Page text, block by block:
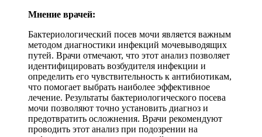
Мнение врачей:
Бактериологический посев мочи является важным
методом диагностики инфекций мочевыводящих
путей. Врачи отмечают, что этот анализ позволяет
идентифицировать возбудителя инфекции и
определить его чувствительность к антибиотикам,
что помогает выбрать наиболее эффективное
лечение. Результаты бактериологического посева
мочи позволяют точно установить диагноз и
предотвратить осложнения. Врачи рекомендуют
проводить этот анализ при подозрении на